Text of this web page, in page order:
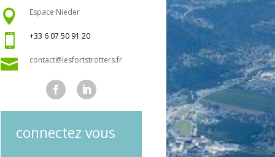
 Espace Nieder
 +33 6 07 50 91 20
 contact@lesfortstrotters.fr
connectez vous